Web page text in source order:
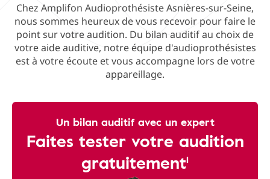
Chez Amplifon Audioprothésiste Asnières-sur-Seine,
nous sommes heureux de vous recevoir pour faire le
point sur votre audition. Du bilan auditif au choix de
votre aide auditive, notre équipe d'audioprothésistes
est à votre écoute et vous accompagne lors de votre
appareillage.
Un bilan auditif avec un expert
Faites tester votre audition
gratuitement¹